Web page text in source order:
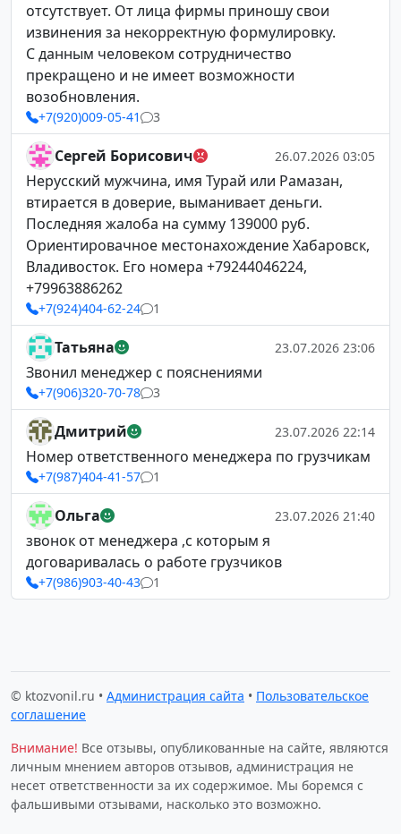
отсутствует. От лица фирмы приношу свои
извинения за некорректную формулировку.
С данным человеком сотрудничество
прекращено и не имеет возможности
возобновления.
+7(920)009-05-41 3
Сергей Борисович 26.07.2026 03:05
Нерусский мужчина, имя Турай или Рамазан,
втирается в доверие, выманивает деньги.
Последняя жалоба на сумму 139000 руб.
Ориентировачное местонахождение Хабаровск,
Владивосток. Его номера +79244046224,
+79963886262
+7(924)404-62-24 1
Татьяна 23.07.2026 23:06
Звонил менеджер с пояснениями
+7(906)320-70-78 3
Дмитрий 23.07.2026 22:14
Номер ответственного менеджера по грузчикам
+7(987)404-41-57 1
Ольга 23.07.2026 21:40
звонок от менеджера ,с которым я
договаривалась о работе грузчиков
+7(986)903-40-43 1
© ktozvonil.ru • Администрация сайта • Пользовательское
соглашение
Внимание! Все отзывы, опубликованные на сайте, являются
личным мнением авторов отзывов, администрация не
несет ответственности за их содержимое. Мы боремся с
фальшивыми отзывами, насколько это возможно.